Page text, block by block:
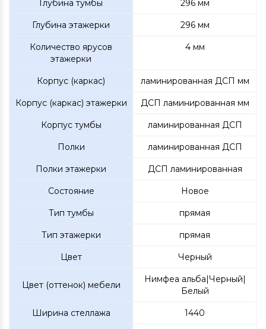
Глубина тумбы 296 мм
Глубина этажерки 296 мм
Количество ярусов
этажерки
4 мм
Корпус (каркас) ламинированная ДСП мм
Корпус (каркас) этажерки ДСП ламинированная мм
Корпус тумбы ламинированная ДСП
Полки ламинированная ДСП
Полки этажерки ДСП ламинированная
Состояние Новое
Тип тумбы прямая
Тип этажерки прямая
Цвет Черный
Цвет (оттенок) мебели
Нимфеа альба|Черный|
Белый
Ширина стеллажа 1440